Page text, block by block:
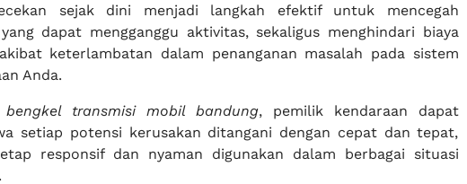
sejak dini menjadi langkah efektif untuk mencegah
dapat mengganggu aktivitas, sekaligus menghindari biaya
keterlambatan dalam penanganan masalah pada sistem
Anda.
bengkel transmisi mobil bandung, pemilik kendaraan dapat
setiap potensi kerusakan ditangani dengan cepat dan tepat,
responsif dan nyaman digunakan dalam berbagai situasi